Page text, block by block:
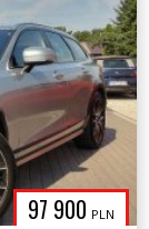
97 900 PLN